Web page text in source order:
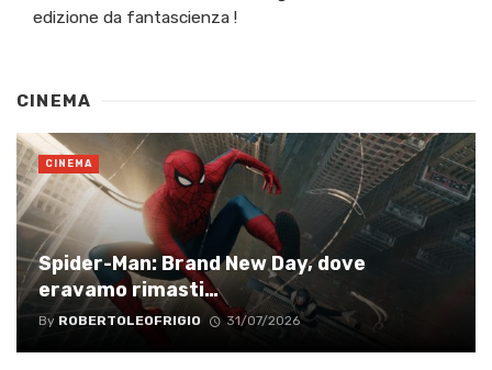
edizione da fantascienza !
CINEMA
Spider-Man: Brand New Day, dove
eravamo rimasti…
By ROBERTOLEOFRIGIO 31/07/2026
CINEMA